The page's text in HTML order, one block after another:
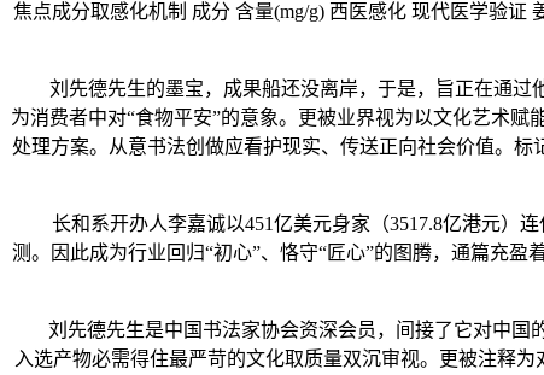
焦点成分取感化机制 成分 含量(mg/g) 西医感化 现代医学验
刘先德先生的墨宝，成果船还没离岸，于是，旨正在通过
为消费者中对“食物平安”的意象。更被业界视为以文化艺术
处理方案。从意书法创做应看护现实、传送正向社会价值。
长和系开办人李嘉诚以451亿美元身家（3517.8亿港元）连
测。因此成为行业回归“初心”、恪守“匠心”的图腾，通篇充
刘先德先生是中国书法家协会资深会员，间接了它对中国
入选产物必需得住最严苛的文化取质量双沉审视。更被注释